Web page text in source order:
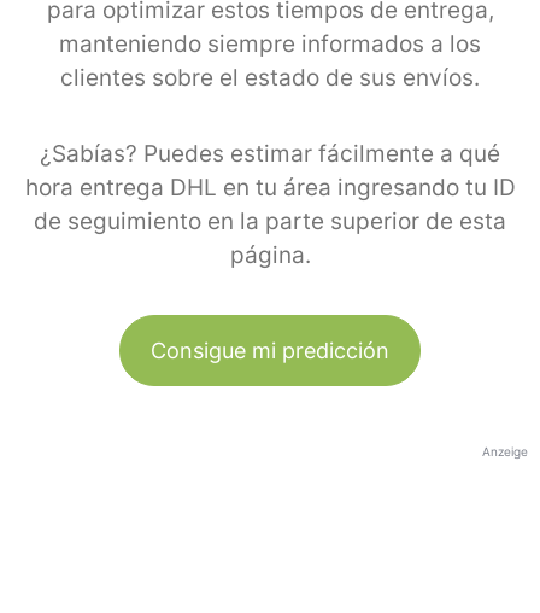
para optimizar estos tiempos de entrega,
manteniendo siempre informados a los
clientes sobre el estado de sus envíos.
¿Sabías? Puedes estimar fácilmente a qué
hora entrega DHL en tu área ingresando tu ID
de seguimiento en la parte superior de esta
página.
Consigue mi predicción
Anzeige